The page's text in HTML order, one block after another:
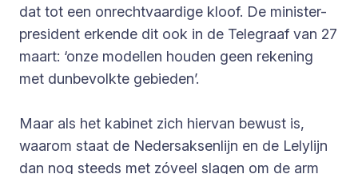
dat tot een onrechtvaardige kloof. De minister-
president erkende dit ook in de Telegraaf van 27
maart: ‘onze modellen houden geen rekening
met dunbevolkte gebieden’.
Maar als het kabinet zich hiervan bewust is,
waarom staat de Nedersaksenlijn en de Lelylijn
dan nog steeds met zóveel slagen om de arm